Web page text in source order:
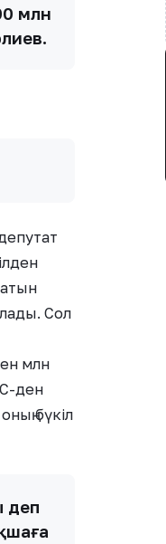
млн
Сол
млн
ден
бүкіл
деп